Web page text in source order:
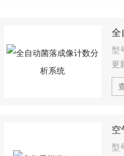
全
型
更
空
型